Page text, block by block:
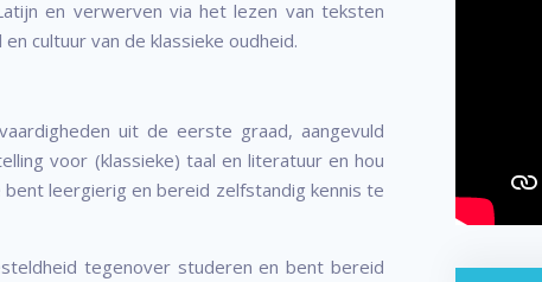
en verwerven via het lezen van teksten
cultuur van de klassieke oudheid.
uit de eerste graad, aangevuld
voor (klassieke) taal en literatuur en hou
bent leergierig en bereid zelfstandig kennis te
tegenover studeren en bent bereid